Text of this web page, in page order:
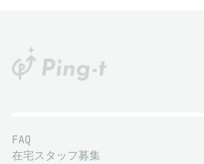
FAQ
在宅スタッフ募集